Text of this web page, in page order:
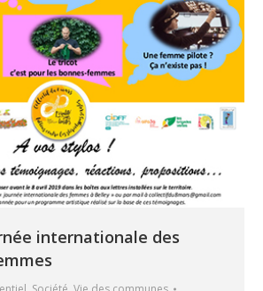
internationale des